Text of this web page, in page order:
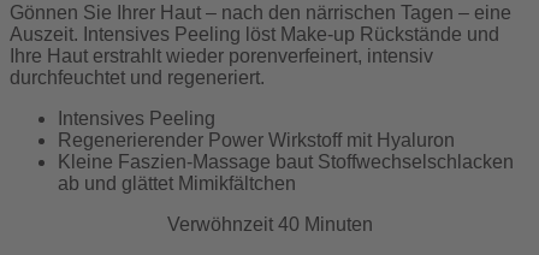
Gönnen Sie Ihrer Haut – nach den närrischen Tagen – eine
Auszeit. Intensives Peeling löst Make-up Rückstände und
Ihre Haut erstrahlt wieder porenverfeinert, intensiv
durchfeuchtet und regeneriert.
Intensives Peeling
Regenerierender Power Wirkstoff mit Hyaluron
Kleine Faszien-Massage baut Stoffwechselschlacken
ab und glättet Mimikfältchen
Verwöhnzeit 40 Minuten